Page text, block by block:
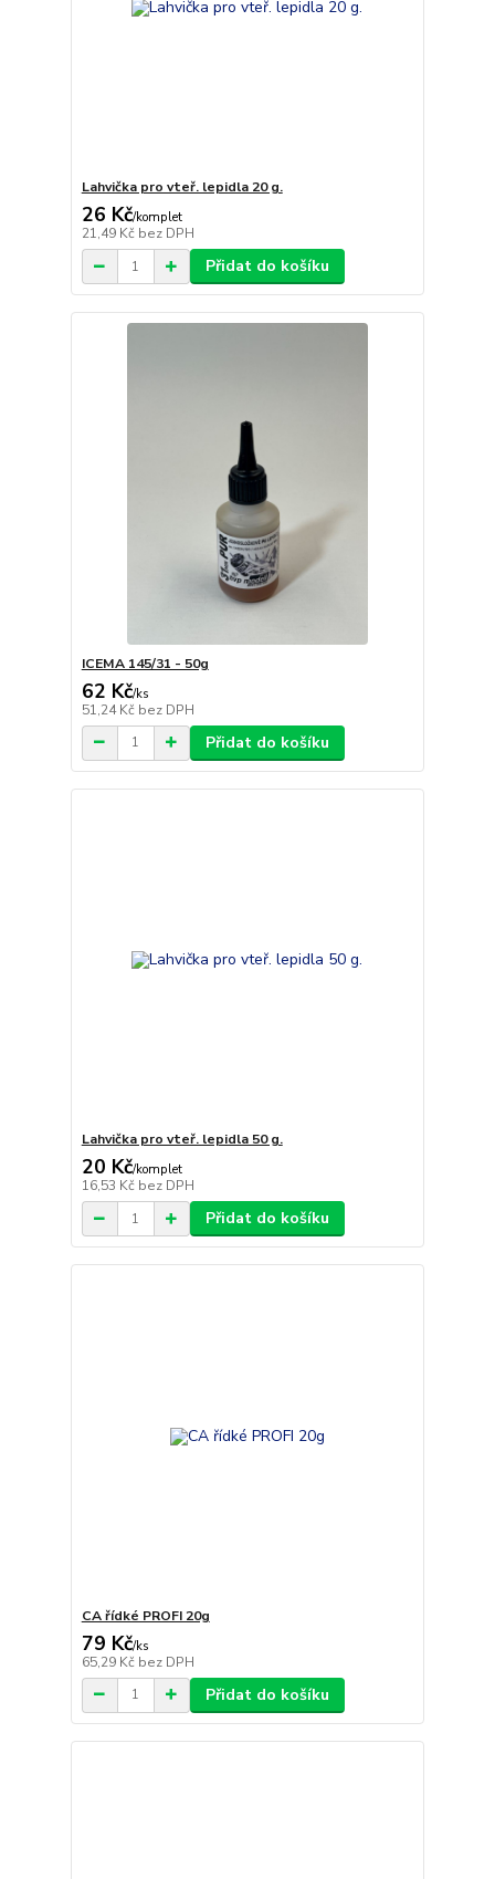
Lahvička pro vteř. lepidla 20 g.
26 Kč/komplet
21,49 Kč bez DPH
Přidat do košíku
ICEMA 145/31 - 50g
62 Kč/ks
51,24 Kč bez DPH
Přidat do košíku
Lahvička pro vteř. lepidla 50 g.
20 Kč/komplet
16,53 Kč bez DPH
Přidat do košíku
CA řídké PROFI 20g
79 Kč/ks
65,29 Kč bez DPH
Přidat do košíku